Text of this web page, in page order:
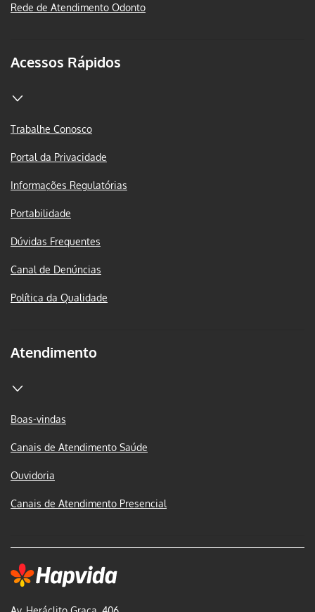
Rede de Atendimento Odonto
Acessos Rápidos
Trabalhe Conosco
Portal da Privacidade
Informações Regulatórias
Portabilidade
Dúvidas Frequentes
Canal de Denúncias
Política da Qualidade
Atendimento
Boas-vindas
Canais de Atendimento Saúde
Ouvidoria
Canais de Atendimento Presencial